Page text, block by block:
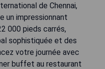
de Chennai,
impressionnant
000 pieds carrés,
sophistiquée et des
votre journée avec
buffet au restaurant